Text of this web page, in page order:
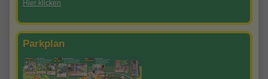
Hier klicken
Parkplan